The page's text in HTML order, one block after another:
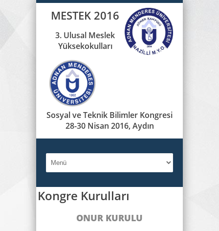
MESTEK 2016
3. Ulusal Meslek
Yüksekokulları
Sosyal ve Teknik Bilimler Kongresi
28-30 Nisan 2016, Aydın
Kongre Kurulları
ONUR KURULU